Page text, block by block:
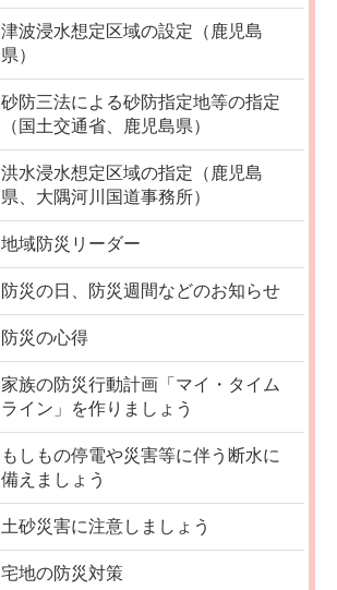
津波浸水想定区域の設定（鹿児島
県）
砂防三法による砂防指定地等の指定
（国土交通省、鹿児島県）
洪水浸水想定区域の指定（鹿児島
県、大隅河川国道事務所）
地域防災リーダー
防災の日、防災週間などのお知らせ
防災の心得
家族の防災行動計画「マイ・タイム
ライン」を作りましょう
もしもの停電や災害等に伴う断水に
備えましょう
土砂災害に注意しましょう
宅地の防災対策